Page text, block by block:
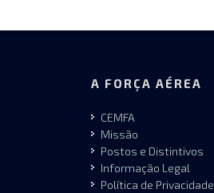
A FORÇA AÉREA
CEMFA
Missão
Postos e Distintivos
Informação Legal
Política de Privacidade